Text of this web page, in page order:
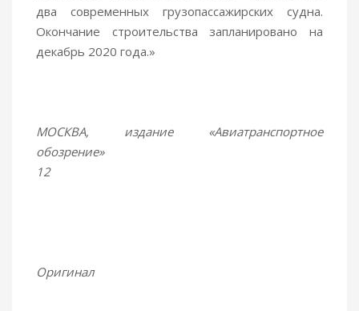
два современных грузопассажирских судна.
Окончание строительства запланировано на
декабрь 2020 года.»
МОСКВА, издание «Авиатранспортное
обозрение»
12
Оригинал